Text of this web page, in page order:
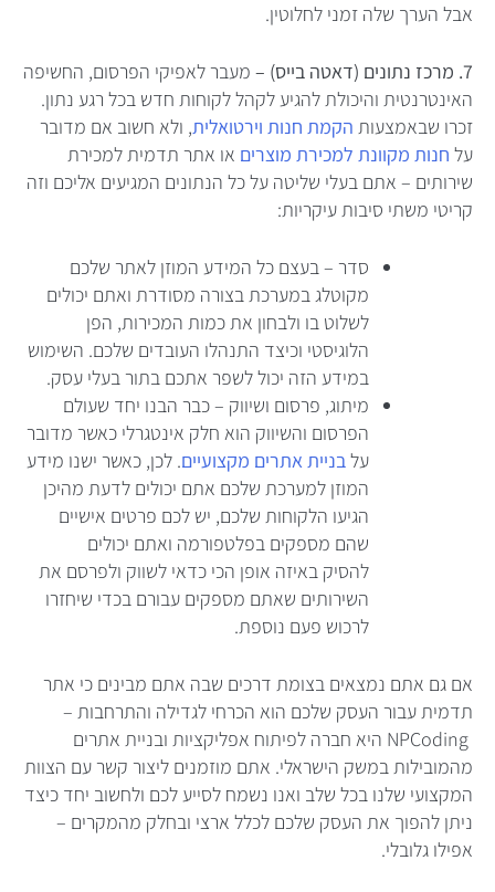
אבל הערך שלה זמני לחלוטין.
7. מרכז נתונים (דאטה בייס) –
מעבר לאפיקי הפרסום, החשיפה
האינטרנטית והיכולת להגיע לקהל לקוחות חדש בכל רגע נתון.
זכרו שבאמצעות הקמת חנות וירטואלית, ולא חשוב אם מדובר
על חנות מקוונת למכירת מוצרים או אתר תדמית למכירת
שירותים – אתם בעלי שליטה על כל הנתונים המגיעים אליכם וזה
קריטי משתי סיבות עיקריות:
סדר – בעצם כל המידע המוזן לאתר שלכם
מקוטלג במערכת בצורה מסודרת ואתם יכולים
לשלוט בו ולבחון את כמות המכירות, הפן
הלוגיסטי וכיצד התנהלו העובדים שלכם. השימוש
במידע הזה יכול לשפר אתכם בתור בעלי עסק.
מיתוג, פרסום ושיווק – כבר הבנו יחד שעולם
הפרסום והשיווק הוא חלק אינטגרלי כאשר מדובר
עלבניית אתרים מקצועיים. לכן, כאשר ישנו מידע
המוזן למערכת שלכם אתם יכולים לדעת מהיכן
הגיעו הלקוחות שלכם, יש לכם פרטים אישיים
שהם מספקים בפלטפורמה ואתם יכולים
להסיק באיזה אופן הכי כדאי לשווק ולפרסם את
השירותים שאתם מספקים עבורם בכדי שיחזרו
לרכוש פעם נוספת.
אם גם אתם נמצאים בצומת דרכים שבה אתם מבינים כי אתר
תדמית עבור העסק שלכם הוא הכרחי לגדילה והתרחבות –
NPCoding היא חברה לפיתוח אפליקציות ובניית אתרים
מהמובילות במשק הישראלי. אתם מוזמנים ליצור קשר עם הצוות
המקצועי שלנו בכל שלב ואנו נשמח לסייע לכם ולחשוב יחד כיצד
ניתן להפוך את העסק שלכם לכלל ארצי ובחלק מהמקרים –
אפילו גלובלי.